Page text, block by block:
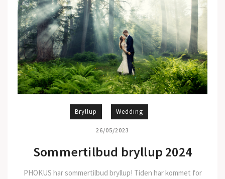
Bryllup Wedding
26/05/2023
Sommertilbud bryllup 2024
PHOKUS har sommertilbud bryllup! Tiden har kommet for